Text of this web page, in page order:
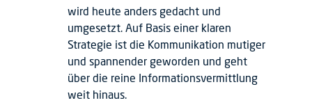
wird heute anders gedacht und
umgesetzt. Auf Basis einer klaren
Strategie ist die Kommunikation mutiger
und spannender geworden und geht
über die reine Informationsvermittlung
weit hinaus.